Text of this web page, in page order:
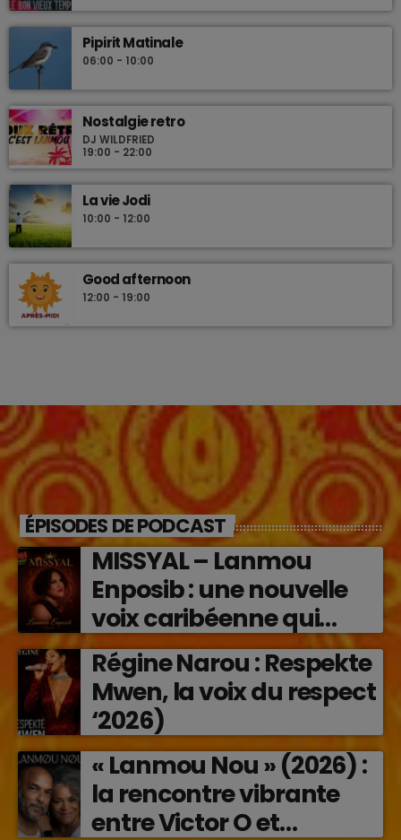
Pipirit Matinale
06:00 - 10:00
Nostalgie retro
DJ WILDFRIED
19:00 - 22:00
La vie Jodi
10:00 - 12:00
Good afternoon
12:00 - 19:00
ÉPISODES DE PODCAST
MISSYAL – Lanmou
Enposib : une nouvelle
voix caribéenne qui
transforme les émotions
en musique (2026)
Régine Narou : Respekte
Mwen, la voix du respect
‘2026)
« Lanmou Nou » (2026) :
la rencontre vibrante
entre Victor O et